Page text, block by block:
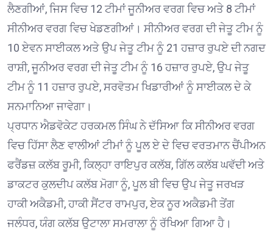
ਲੈਣਗੀਆਂ, ਜਿਸ ਵਿਚ 12 ਟੀਮਾਂ ਜੂਨੀਅਰ ਵਰਗ ਵਿਚ ਅਤੇ 8 ਟੀਮਾਂ
ਸੀਨੀਅਰ ਵਰਗ ਵਿਚ ਖੇਡਣਗੀਆਂ। ਸੀਨੀਅਰ ਵਰਗ ਦੀ ਜੇਤੂ ਟੀਮ ਨੂੰ
10 ਏਵਨ ਸਾਈਕਲ ਅਤੇ ਉਪ ਜੇਤੂ ਟੀਮ ਨੂੰ 21 ਹਜ਼ਾਰ ਰੁਪਏ ਦੀ ਨਗਦ
ਰਾਸ਼ੀ, ਜੂਨੀਅਰ ਵਰਗ ਦੀ ਜੇਤੂ ਟੀਮ ਨੂੰ 16 ਹਜ਼ਾਰ ਰੁਪਏ, ਉਪ ਜੇਤੂ
ਟੀਮ ਨੂੰ 11 ਹਜ਼ਾਰ ਰੁਪਏ, ਸਰਵੋਤਮ ਖਿਡਾਰੀਆਂ ਨੂੰ ਸਾਈਕਲ ਦੇ ਕੇ
ਸਨਮਾਨਿਆ ਜਾਵੇਗਾ।
ਪ੍ਰਧਾਨ ਐਡਵੋਕੇਟ ਹਰਕਮਲ ਸਿੰਘ ਨੇ ਦੱਸਿਆ ਕਿ ਸੀਨੀਅਰ ਵਰਗ
ਵਿਚ ਹਿੱਸਾ ਲੈਣ ਵਾਲੀਆਂ ਟੀਮਾਂ ਨੂੰ ਪੂਲ ਏ ਦੇ ਵਿਚ ਵਰਤਮਾਨ ਚੈਂਪੀਅਨ
ਫਰੈਂਡਜ਼ ਕਲੱਬ ਰੂਮੀ, ਕਿਲ੍ਹਾ ਰਾਇਪੁਰ ਕਲੱਬ, ਗਿੱਲ ਕਲੱਬ ਘਵੱਦੀ ਅਤੇ
ਡਾਕਟਰ ਕੁਲਦੀਪ ਕਲੱਬ ਮੋਗਾ ਨੂੰ, ਪੂਲ ਬੀ ਵਿਚ ਉਪ ਜੇਤੂ ਜਰਖੜ
ਹਾਕੀ ਅਕੈਡਮੀ, ਹਾਕੀ ਸੈਂਟਰ ਰਾਮਪੁਰ, ਏਕ ਨੂਰ ਅਕੈਡਮੀ ਤੇਂਗ
ਜਲੰਧਰ, ਯੰਗ ਕਲੱਬ ਉਟਾਲਾ ਸਮਰਾਲਾ ਨੂੰ ਰੱਖਿਆ ਗਿਆ ਹੈ।